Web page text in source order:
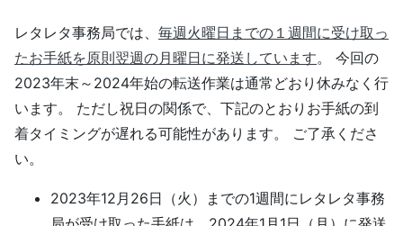
レタレタ事務局では、 毎週火曜日までの１週間に受け取っ
たお手紙を原則翌週の月曜日に発送しています。 今回の
2023年末～2024年始の転送作業は通常どおり休みなく行
います。 ただし祝日の関係で、下記のとおりお手紙の到
着タイミングが遅れる可能性があります。 ご了承くださ
い。
2023年12月26日（火）までの1週間にレタレタ事務